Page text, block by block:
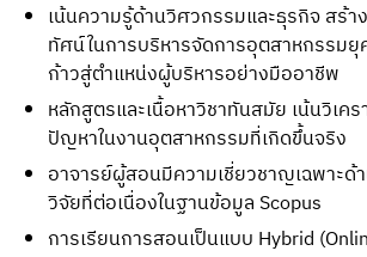
เน้นความรู้ด้านวิศวกรรมและธุรกิจ สร้า
ทัศน์ในการบริหารจัดการอุตสาหกรรม
ก้าวสู่ตำแหน่งผู้บริหารอย่างมืออาชีพ
หลักสูตรและเนื้อหาวิชาทันสมัย เน้นวิเคร
ปัญหาในงานอุตสาหกรรมที่เกิดขึ้นจริง
อาจารย์ผู้สอนมีความเชี่ยวชาญเฉพาะด้
วิจัยที่ต่อเนื่องในฐานข้อมูล Scopus
การเรียนการสอนเป็นแบบ Hybrid